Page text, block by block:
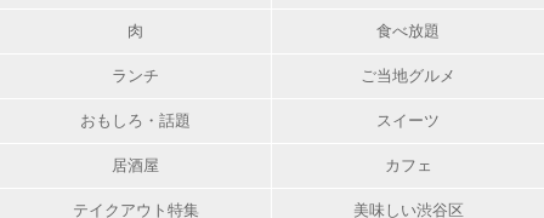
肉 食べ放題
ランチ ご当地グルメ
おもしろ・話題 スイーツ
居酒屋 カフェ
テイクアウト特集 美味しい渋谷区